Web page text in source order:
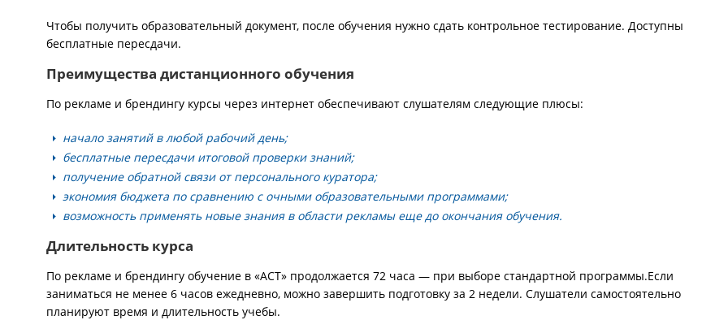
Чтобы получить образовательный документ, после обучения нужно сдать контрольное тестирование. Доступны
бесплатные пересдачи.
Преимущества дистанционного обучения
По рекламе и брендингу курсы через интернет обеспечивают слушателям следующие плюсы:
начало занятий в любой рабочий день;
бесплатные пересдачи итоговой проверки знаний;
получение обратной связи от персонального куратора;
экономия бюджета по сравнению с очными образовательными программами;
возможность применять новые знания в области рекламы еще до окончания обучения.
Длительность курса
По рекламе и брендингу обучение в «АСТ» продолжается 72 часа — при выборе стандартной программы.Если
заниматься не менее 6 часов ежедневно, можно завершить подготовку за 2 недели. Слушатели самостоятельно
планируют время и длительность учебы.